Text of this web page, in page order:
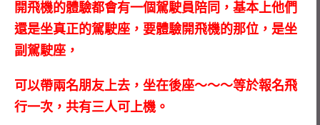
開飛機的體驗都會有一個駕駛員陪同，基本上他們
還是坐真正的駕駛座，要體驗開飛機的那位，是坐
副駕駛座，
可以帶兩名朋友上去，坐在後座～～～等於報名飛
行一次，共有三人可上機。